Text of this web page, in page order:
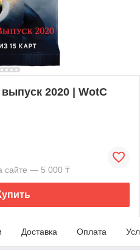
2020 | WotC
сайте — 5 000 ₸
Доставка Оплата